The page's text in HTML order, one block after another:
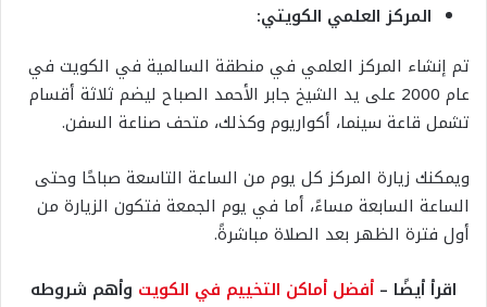
المركز العلمي الكويتي:
تم إنشاء المركز العلمي في منطقة السالمية في الكويت في
عام 2000 على يد الشيخ جابر الأحمد الصباح ليضم ثلاثة أقسام
تشمل قاعة سينما، أكواريوم وكذلك، متحف صناعة السفن.
ويمكنك زيارة المركز كل يوم من الساعة التاسعة صباحًا وحتى
الساعة السابعة مساءً، أما في يوم الجمعة فتكون الزيارة من
أول فترة الظهر بعد الصلاة مباشرةً.
اقرأ أيضًا – أفضل أماكن التخييم في الكويت وأهم شروطه